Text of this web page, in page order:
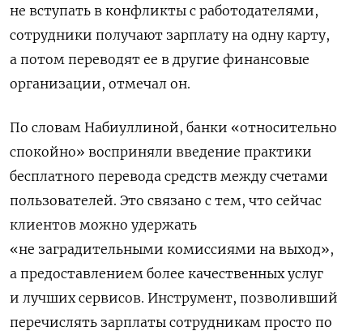
не вступать в конфликты с работодателями,
сотрудники получают зарплату на одну карту,
а потом переводят ее в другие финансовые
организации, отмечал он.
По словам Набиуллиной, банки «относительно
спокойно» восприняли введение практики
бесплатного перевода средств между счетами
пользователей. Это связано с тем, что сейчас
клиентов можно удержать
«не заградительными комиссиями на выход»,
а предоставлением более качественных услуг
и лучших сервисов. Инструмент, позволивший
перечислять зарплаты сотрудникам просто по